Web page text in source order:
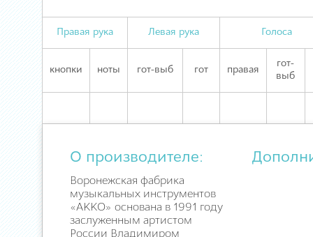
Правая рука Левая рука Голоса
кнопки ноты гот-выб гот правая
гот-
выб
О производителе:
Воронежская фабрика
музыкальных инструментов
«АККО» основана в 1991 году
заслуженным артистом
России Владимиром